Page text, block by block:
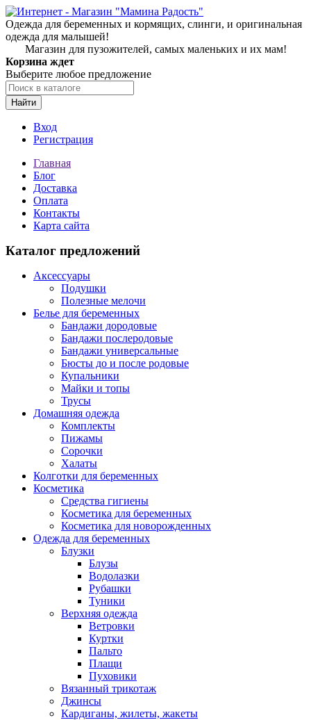
Одежда для беременных и кормящих, слинги, и оригинальная
одежда для малышей!
Магазин для пузожителей, самых маленьких и их мам!
Корзина ждет
Выберите любое предложение
Найти
Вход
Регистрация
Главная
Блог
Доставка
Оплата
Контакты
Карта сайта
Каталог предложений
Аксессуары
Подушки
Полезные мелочи
Белье для беременных
Бандажи дородовые
Бандажи послеродовые
Бандажи универсальные
Бюсты до и после родовые
Купальники
Майки и топы
Трусы
Домашняя одежда
Комплекты
Пижамы
Сорочки
Халаты
Колготки для беременных
Косметика
Cредства гигиены
Косметика для беременных
Косметика для новорожденных
Одежда для беременных
Блузки
Блузы
Водолазки
Рубашки
Туники
Верхняя одежда
Ветровки
Куртки
Пальто
Плащи
Пуховики
Вязанный трикотаж
Джинсы
Кардиганы, жилеты, жакеты